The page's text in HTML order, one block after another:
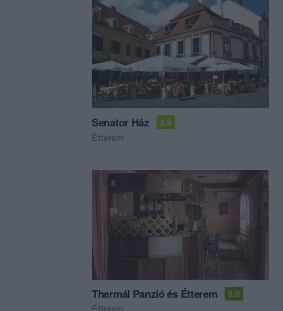
Senator Ház 3.8
Étterem
Thermál Panzió és Étterem 5.0